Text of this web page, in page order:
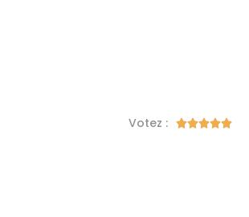
Votez : 